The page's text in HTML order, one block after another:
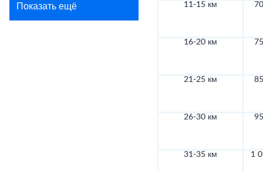
Показать ещё 11-15 км
16-20 км
21-25 км
26-30 км
31-35 км 1